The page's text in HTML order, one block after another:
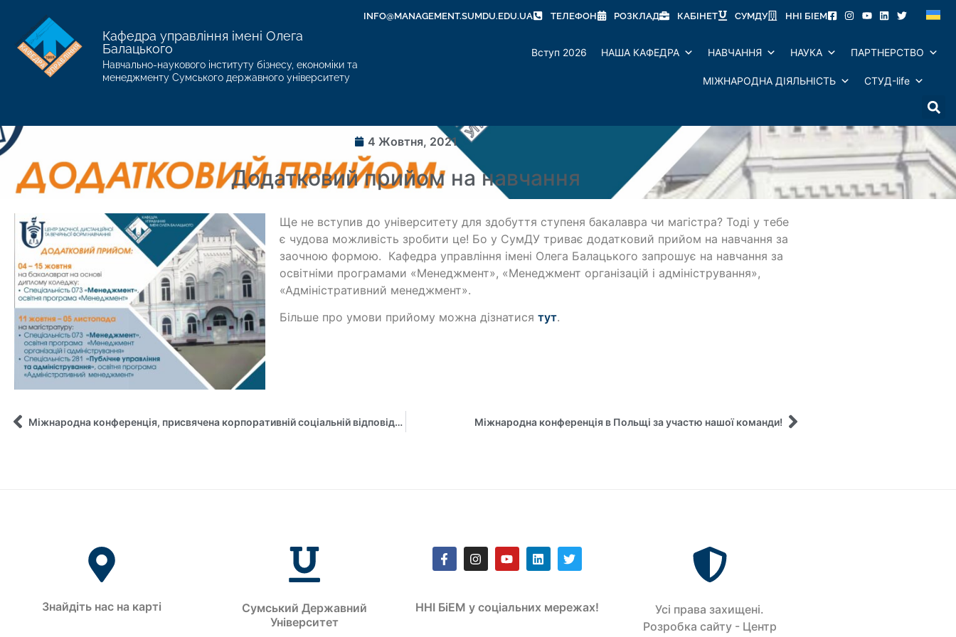
INFO@MANAGEMENT.SUMDU.EDU.UA ТЕЛЕФОН РОЗКЛАД КАБІНЕТ СУМДУ ННІ БІЕМ
Кафедра управління імені Олега
Балацького
Навчально-наукового інституту бізнесу, економіки та
менеджменту Сумського державного університету
Вступ 2026 НАША КАФЕДРА НАВЧАННЯ НАУКА ПАРТНЕРСТВО
МІЖНАРОДНА ДІЯЛЬНІСТЬ СТУД-life
4 Жовтня, 2021
Додатковий прийом на навчання
Ще не вступив до університету для здобуття ступеня бакалавра чи магістра? Тоді у тебе
є чудова можливість зробити це! Бо у СумДУ триває додатковий прийом на навчання за
заочною формою. Кафедра управління імені Олега Балацького запрошує на навчання за
освітніми програмами «Менеджмент», «Менеджмент організацій і адміністрування»,
«Адміністративний менеджмент».
Більше про умови прийому можна дізнатисятут.
Міжнародна конференція, присвячена корпоративній соціальній відповідальності відбулась за участі наших колег Міжнародна конференція в Польщі за участю нашої команди!
Знайдіть нас на карті
Сумський Державний
Університет
ННІ БіЕМ у соціальних мережах!
Усi права захищенi.
Розробка сайту - Центр